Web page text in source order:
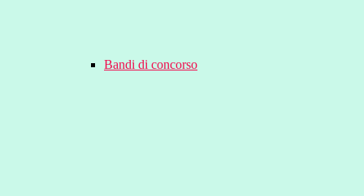
Bandi di concorso